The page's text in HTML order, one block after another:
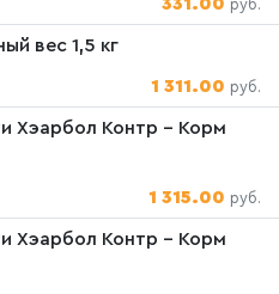
руб.
вес 1,5 кг
1 311.00 руб.
Хэарбол Контр - Корм
1 315.00 руб.
Хэарбол Контр - Корм